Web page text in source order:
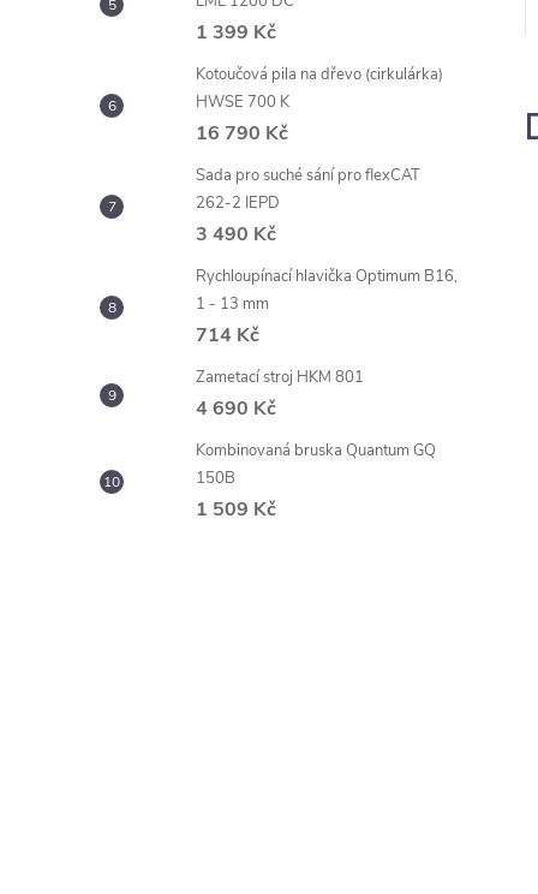
1 399 Kč
Kotoučová pila na dřevo (cirkulárka)
HWSE 700 K
16 790 Kč
Sada pro suché sání pro flexCAT
262-2 IEPD
3 490 Kč
Rychloupínací hlavička Optimum B16,
1 - 13 mm
714 Kč
Zametací stroj HKM 801
4 690 Kč
Kombinovaná bruska Quantum GQ
150B
1 509 Kč